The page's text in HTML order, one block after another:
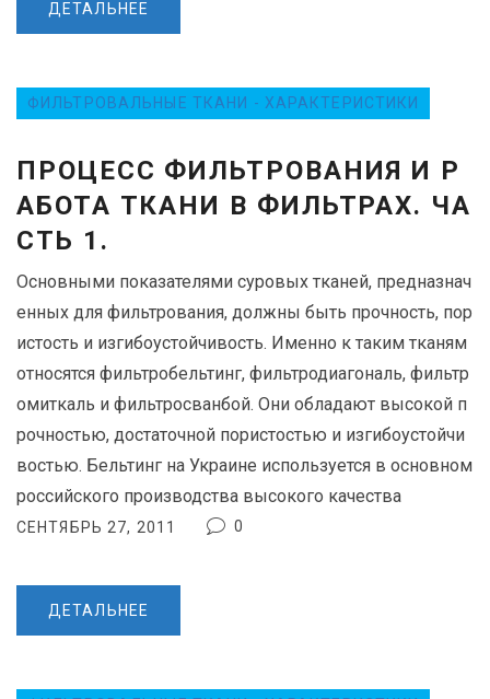
Т
К
И
ДЕТАЛЬНЕЕ
ФИЛЬТРОВАЛЬНЫЕ ТКАНИ - ХАРАКТЕРИСТИКИ
ПРОЦЕСС ФИЛЬТРОВАНИЯ И Р
АБОТА ТКАНИ В ФИЛЬТРАХ. ЧА
СТЬ 1.
Основными показателями суровых тканей, предназнач
енных для фильтрования, должны быть прочность, пор
истость и изгибоустойчивость. Именно к таким тканям
относятся фильтробельтинг, фильтродиагональ, фильтр
омиткаль и фильтросванбой. Они обладают высокой п
рочностью, достаточной пористостью и изгибоустойчи
востью. Бельтинг на Украине используется в основном
российского производства высокого качества
СЕНТЯБРЬ 27, 2011 0
ДЕТАЛЬНЕЕ